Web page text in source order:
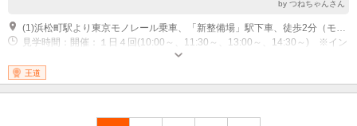
by つねちゃんさん
(1)浜松町駅より東京モノレール乗車、「新整備場」駅下車、徒歩2分（モノレール新整備場駅は普通のみ停車）※モノレール普通（各駅停車）のみ停車 快速、区間快速は停車しません
見学時間：開催：１日４回(10:00～、11:30～、13:00～、14:30～) ※イン
ターネットから事前予約（６ヶ月前より受付） 休館日：年末年始
王道